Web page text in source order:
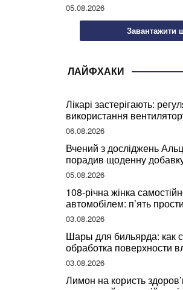
05.08.2026
Завантажити
ЛАЙФХАКИ
Лікарі застерігають:
використання
може негативно вплинути
здоров’я
06.08.2026
Вчений з досліджень
порадив щоденну
мозкової діяльності
05.08.2026
108-річна жінка
автомобілем: п’ять
допомогли їй дожити до
03.08.2026
Шары для бильярда: как
обработка поверхности
динамику игры
03.08.2026
Лимон на користь